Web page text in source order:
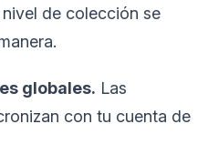
de colección se
globales. Las
con tu cuenta de